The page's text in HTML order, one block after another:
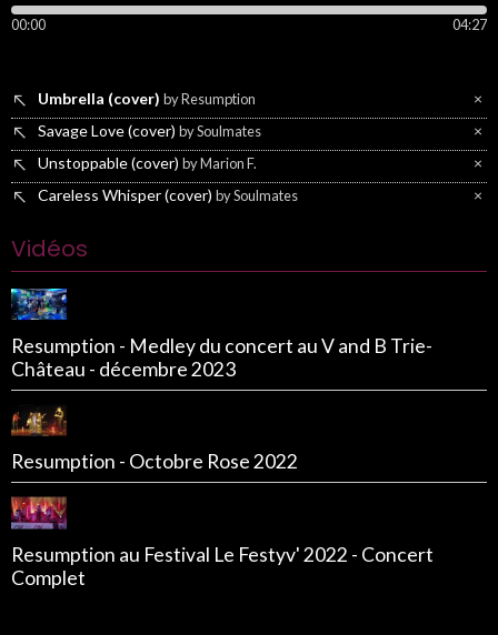
00:00 04:27
×
Umbrella (cover) by Resumption
×
Savage Love (cover) by Soulmates
×
Unstoppable (cover) by Marion F.
×
Careless Whisper (cover) by Soulmates
Vidéos
Resumption - Medley du concert au V and B Trie-
Château - décembre 2023
Resumption - Octobre Rose 2022
Resumption au Festival Le Festyv' 2022 - Concert
Complet